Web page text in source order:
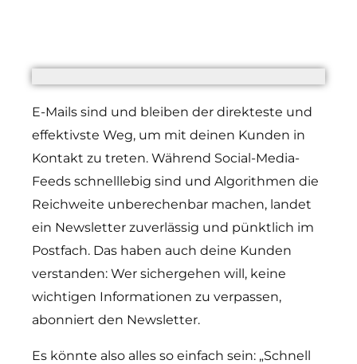
E-Mails sind und bleiben der direkteste und
effektivste Weg, um mit deinen Kunden in
Kontakt zu treten. Während Social-Media-
Feeds schnelllebig sind und Algorithmen die
Reichweite unberechenbar machen, landet
ein Newsletter zuverlässig und pünktlich im
Postfach. Das haben auch deine Kunden
verstanden: Wer sichergehen will, keine
wichtigen Informationen zu verpassen,
abonniert den Newsletter.
Es könnte also alles so einfach sein: „Schnell